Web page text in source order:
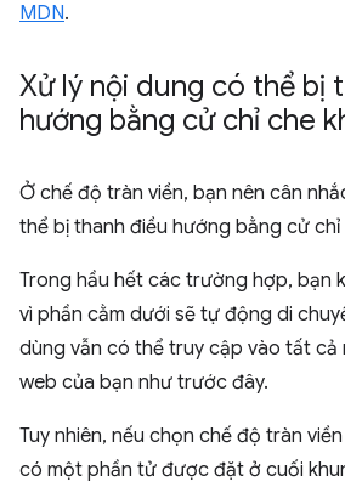
MDN.
Xử lý nội dung có thể bị
hướng bằng cử chỉ che
Ở chế độ tràn viền, bạn nên cân
thể bị thanh điều hướng bằng cử chỉ
Trong hầu hết các trường hợp, bạn
vì phần cằm dưới sẽ tự động di
dùng vẫn có thể truy cập vào tất
web của bạn như trước đây.
Tuy nhiên, nếu chọn chế độ tràn
có một phần tử được đặt ở cuối